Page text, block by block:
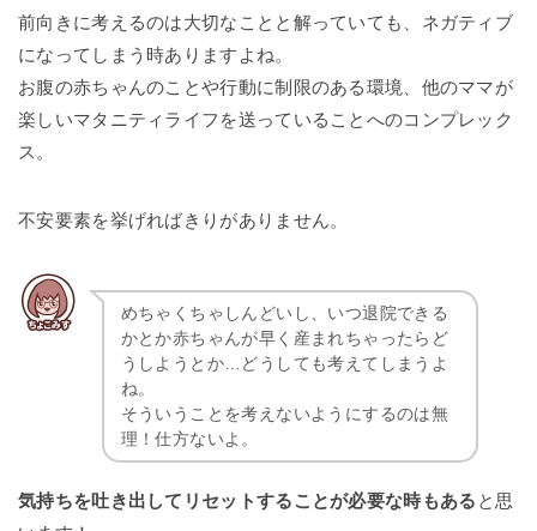
前向きに考えるのは大切なことと解っていても、ネガティブ
になってしまう時ありますよね。
お腹の赤ちゃんのことや行動に制限のある環境、他のママが
楽しいマタニティライフを送っていることへのコンプレック
ス。
不安要素を挙げればきりがありません。
めちゃくちゃしんどいし、いつ退院できる
かとか赤ちゃんが早く産まれちゃったらど
うしようとか…どうしても考えてしまうよ
ね。
そういうことを考えないようにするのは無
理！仕方ないよ。
気持ちを吐き出してリセットすることが必要な時もある と思